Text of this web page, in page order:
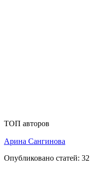
ТОП авторов
Арина Сангинова
Опубликовано статей: 32